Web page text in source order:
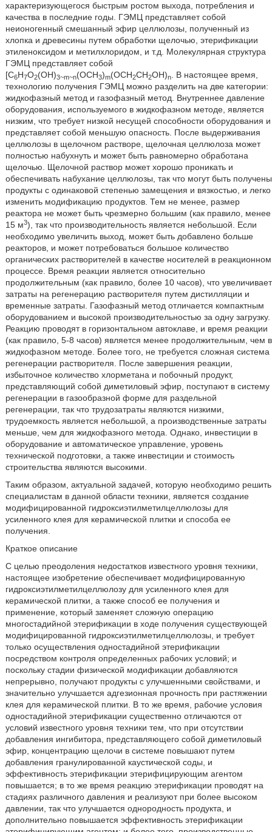
характеризующегося быстрым ростом выхода, потребления и
качества в последние годы. ГЭМЦ представляет собой
неионогенный смешанный эфир целлюлозы, полученный из
хлопка и древесины путем обработки щелочью, этерификации
этиленоксидом и метилхлоридом, и т.д. Молекулярная структура
ГЭМЦ представляет собой
[C6H7O2(OH)3~m~n(OCH3)m(OCH2CH2OH)n. В настоящее время,
технологию получения ГЭМЦ можно разделить на две категории:
жидкофазный метод и газофазный метод. Внутреннее давление
оборудования, используемого в жидкофазном методе, является
низким, что требует низкой несущей способности оборудования и
представляет собой меньшую опасность. После выдерживания
целлюлозы в щелочном растворе, щелочная целлюлоза может
полностью набухнуть и может быть равномерно обработана
щелочью. Щелочной раствор может хорошо проникать и
обеспечивать набухание целлюлозы, так что могут быть получены
продукты с одинаковой степенью замещения и вязкостью, и легко
изменить модификацию продуктов. Тем не менее, размер
реактора не может быть чрезмерно большим (как правило, менее
15 м3), так что производительность является небольшой. Если
необходимо увеличить выход, может быть добавлено больше
реакторов, и может потребоваться большое количество
органических растворителей в качестве носителей в реакционном
процессе. Время реакции является относительно
продолжительным (как правило, более 10 часов), что увеличивает
затраты на регенерацию растворителя путем дистилляции и
временные затраты. Газофазный метод отличается компактным
оборудованием и высокой производительностью за одну загрузку.
Реакцию проводят в горизонтальном автоклаве, и время реакции
(как правило, 5-8 часов) является менее продолжительным, чем в
жидкофазном методе. Более того, не требуется сложная система
регенерации растворителя. После завершения реакции,
избыточное количество хлорметана и побочный продукт,
представляющий собой диметиловый эфир, поступают в систему
регенерации в газообразной форме для раздельной
регенерации, так что трудозатраты являются низкими,
трудоемкость является небольшой, а производственные затраты
меньше, чем для жидкофазного метода. Однако, инвестиции в
оборудование и автоматическое управление, уровень
технической подготовки, а также инвестиции и стоимость
строительства являются высокими.
Таким образом, актуальной задачей, которую необходимо решить
специалистам в данной области техники, является создание
модифицированной гидроксиэтилметилцеллюлозы для
усиленного клея для керамической плитки и способа ее
получения.
Краткое описание
С целью преодоления недостатков известного уровня техники,
настоящее изобретение обеспечивает модифицированную
гидроксиэтилметилцеллюлозу для усиленного клея для
керамической плитки, а также способ ее получения и
применение, который заменяет сложную операцию
многостадийной этерификации в ходе получения существующей
модифицированной гидроксиэтилметилцеллюлозы, и требует
только осуществления одностадийной этерификации
посредством контроля определенных рабочих условий; и
поскольку стадии физической модификации добавляются
непрерывно, получают продукты с улучшенными свойствами, и
значительно улучшается адгезионная прочность при растяжении
клея для керамической плитки. В то же время, рабочие условия
одностадийной этерификации существенно отличаются от
условий известного уровня техники тем, что при отсутствии
добавления ингибитора, представляющего собой диметиловый
эфир, концентрацию щелочи в системе повышают путем
добавления гранулированной каустической соды, и
эффективность этерификации этерифицирующим агентом
повышается; в то же время реакцию этерификации проводят на
стадиях различного давления и реализуют при более высоком
давлении, так что улучшается однородность продукта, и
дополнительно повышается эффективность этерификации